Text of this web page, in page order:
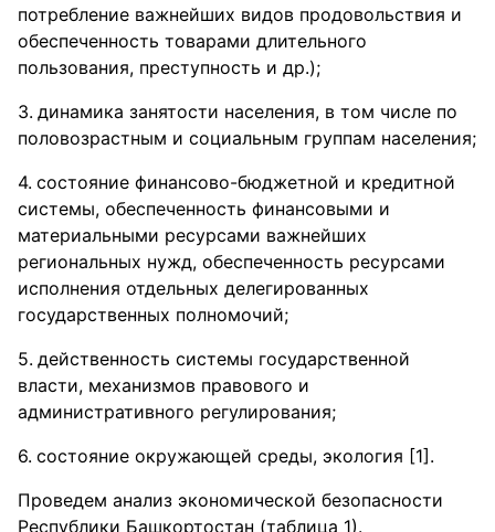
потребление важнейших видов продовольствия и
обеспеченность товарами длительного
пользования, преступность и др.);
динамика занятости населения, в том числе по
половозрастным и социальным группам населения;
состояние финансово-бюджетной и кредитной
системы, обеспеченность финансовыми и
материальными ресурсами важнейших
региональных нужд, обеспеченность ресурсами
исполнения отдельных делегированных
государственных полномочий;
действенность системы государственной
власти, механизмов правового и
административного регулирования;
состояние окружающей среды, экология [1].
Проведем анализ экономической безопасности
Республики Башкортостан (таблица 1).